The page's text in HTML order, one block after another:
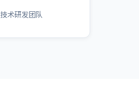
技术研发团队